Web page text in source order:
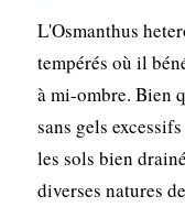
L'Osmanthus
tempérés où il
à mi-ombre. Bien
sans gels
les sols bien
diverses natures